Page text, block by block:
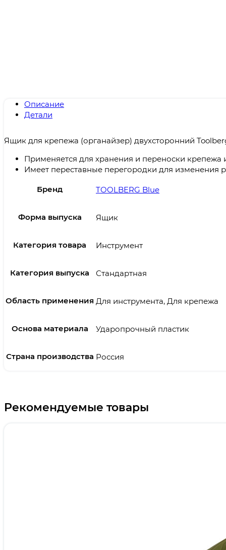
Описание
Детали
Ящик для крепежа (органайзер) двухсторонний
Применяется для хранения и переноски крепежа
Имеет переставные перегородки для изменения
Бренд TOOLBERG Blue
Форма выпуска Ящик
Категория товара Инструмент
Категория выпуска Стандартная
Область применения Для инструмента, Для крепежа
Основа материала Ударопрочный пластик
Страна производства Россия
Рекомендуемые товары